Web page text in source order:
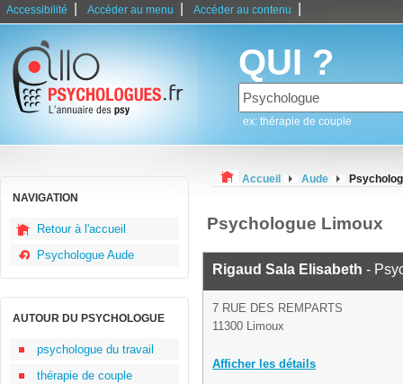
Accessibilité Accéder au menu Accéder au contenu
QUI ?
ex: thérapie de couple
NAVIGATION
Retour à l'accueil
Psychologue Aude
AUTOUR DU PSYCHOLOGUE
psychologue du travail
thérapie de couple
Accueil Aude
Psychologue Limoux
Rigaud Sala Elisabeth -
7 RUE DES REMPARTS
11300 Limoux
Afficher les détails